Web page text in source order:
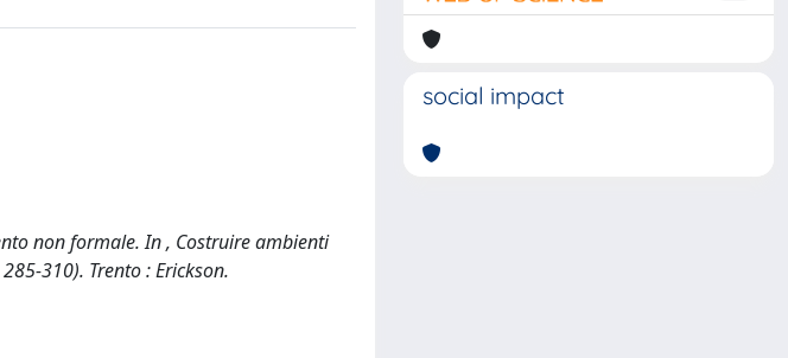
non formale. In , Costruire ambienti
310). Trento : Erickson.
social impact